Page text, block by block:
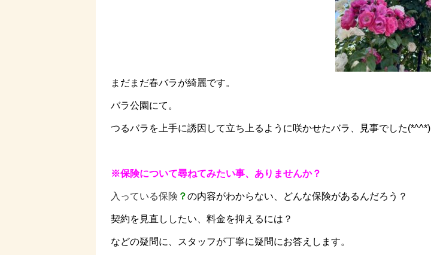
まだまだ春バラが綺麗です。
バラ公園にて。
つるバラを上手に誘因して立ち上るように咲かせたバラ、見事でした(*^^*)
※保険について尋ねてみたい事、ありませんか？
入っている保険 ？の内容がわからない、どんな保険があるんだろう？
契約を見直ししたい、料金を抑えるには？
などの疑問に、スタッフが丁寧に疑問にお答えします。